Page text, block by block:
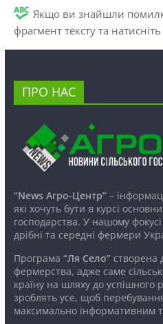
Якщо ви знайшли
фрагмент тексту та натисніть
ПРО НАС
“News Агро-Центр”–
які хочуть бути в курсі
господарства. У нашому
дрібні та середні фермери
Програма “Ля Село”створена
фермерства, адже саме
країну на шляху до успішного
зроблять усе, щоб
максимально інформативним